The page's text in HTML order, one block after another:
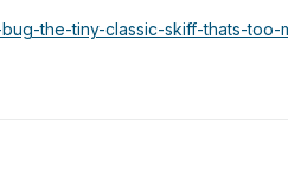
the-tiny-classic-skiff-thats-too-